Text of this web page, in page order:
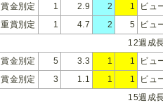
賞金別定 1 2.9 2 1 ビュ
重賞別定 1 4.7 2 5 ビュ
12週成
賞金別定 5 3.3 1 1 ビュ
賞金別定 3 1.1 1 1 ビュ
15週成